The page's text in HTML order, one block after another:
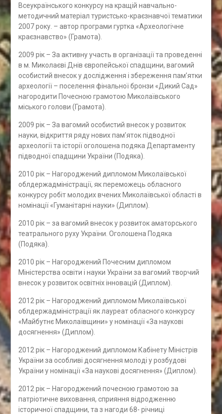
Всеукраїнського конкурсу на кращій навчально-
методичний матеріал туристсько-краєзнавчої тематики
2007 року. – автор програми гуртка «Археологічне
краєзнавство» (Грамота).
2009 рік – За активну участь в організації та проведенні
в м. Миколаєві Днів європейської спадщини, вагомий
особистий внесок у дослідження і збереження пам’ятки
археології – поселення фінальної бронзи «Дикий Сад»
нагородити Почесною грамотою Миколаївського
міського голови (Грамота).
2009 рік – За вагомий особистий внесок у розвиток
науки, відкриття ряду нових пам’яток підводної
археології та історії оголошена подяка Департаменту
підводної спадщини України (Подяка).
2010 рік – Нагороджений дипломом Миколаївської
облдержадміністрації, як переможець обласного
конкурсу робіт молодих вчених Миколаївської області в
номінації «Гуманітарні науки» (Диплом).
2010 рік – за вагомий внесок у розвиток аматорського
театрального руху України. Оголошена Подяка
(Подяка).
2010 рік – Нагороджений Почесним дипломом
Міністерства освіти і науки України за вагомий творчий
внесок у розвиток освітніх інновацій (Диплом).
2012 рік – Нагороджений дипломом Миколаївської
облдержадміністрації як лауреат обласного конкурсу
«Майбутнє Миколаївщини» у номінації «За наукові
досягнення» (Диплом).
2012 рік – Нагороджений дипломом Кабінету Міністрів
України за особливі досягнення молоді у розбудові
України у номінації «За наукові досягнення» (Диплом).
2012 рік – Нагороджений почесною грамотою за
патріотичне виховання, сприяння відродженню
історичної спадщини, та з нагоди 68- річниці